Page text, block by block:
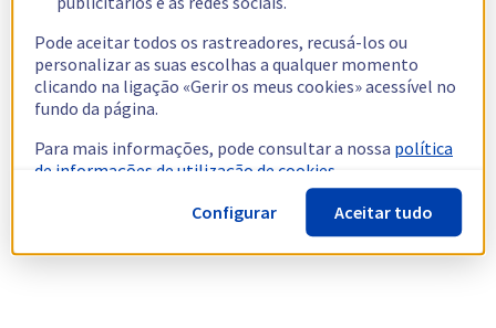
Pode aceitar todos os rastreadores, recusá-los ou
personalizar as suas escolhas a qualquer momento
clicando na ligação «Gerir os meus cookies» acessível no
fundo da página.
Para mais informações, pode consultar a nossa política
de informações de utilização de cookies.
Configurar
Aceitar tudo